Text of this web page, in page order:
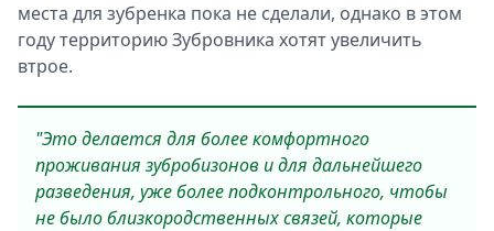
места для зубренка пока не сделали, однако в этом
году территорию Зубровника хотят увеличить
втрое.
"Это делается для более комфортного
проживания зубробизонов и для дальнейшего
разведения, уже более подконтрольного, чтобы
не было близкородственных связей, которые